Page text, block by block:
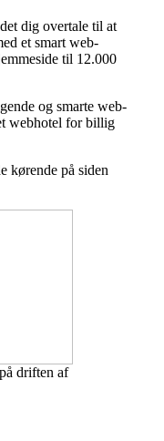
dig overtale til at
et smart web-
til 12.000
og smarte web-
webhotel for billig
kørende på siden
driften af